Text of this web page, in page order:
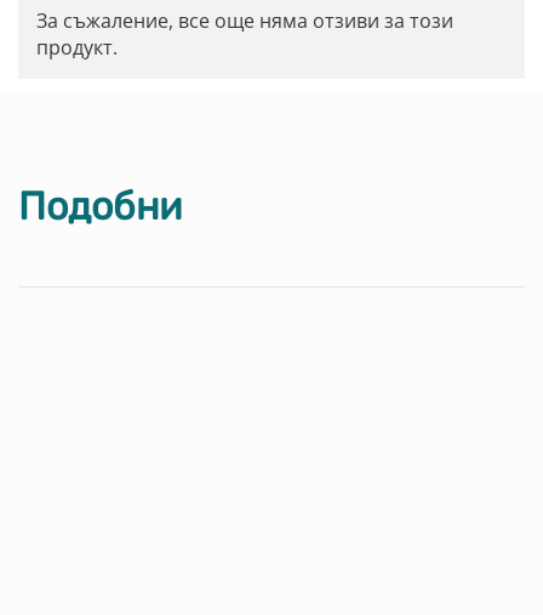
За съжаление, все още няма отзиви за този
продукт.
Подобни